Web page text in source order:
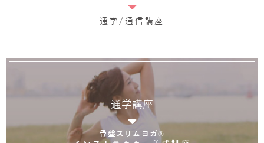
通学/通信講座
通学講座
骨盤スリムヨガ®